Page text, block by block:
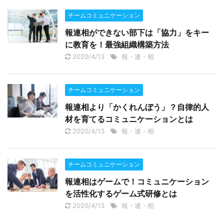
チームコミュニケーション
報連相ができない部下は「協力」をキー
に教育を！最強組織構築方法
2020/4/13 報・連・相
チームコミュニケーション
報連相より「かくれんぼう」？自律的人
材を育てるコミュニケーションとは
2020/4/13 報・連・相
チームコミュニケーション
報連相はゲームで！コミュニケーション
を活性化するゲーム式研修とは
2020/4/13 報・連・相